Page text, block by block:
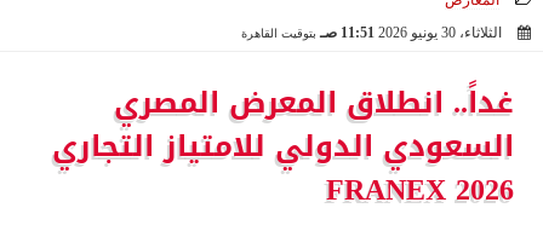
الثلاثاء، 30 يونيو 2026
11:51 صـ بتوقيت القاهرة
غداً.. انطلاق المعرض المصري
السعودي الدولي للامتياز التجاري
FRANEX 2026